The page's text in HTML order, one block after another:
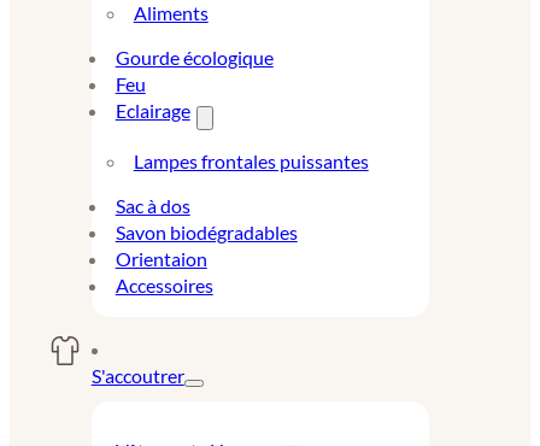
Aliments
Gourde écologique
Feu
Eclairage
Lampes frontales puissantes
Sac à dos
Savon biodégradables
Orientaion
Accessoires
S'accoutrer